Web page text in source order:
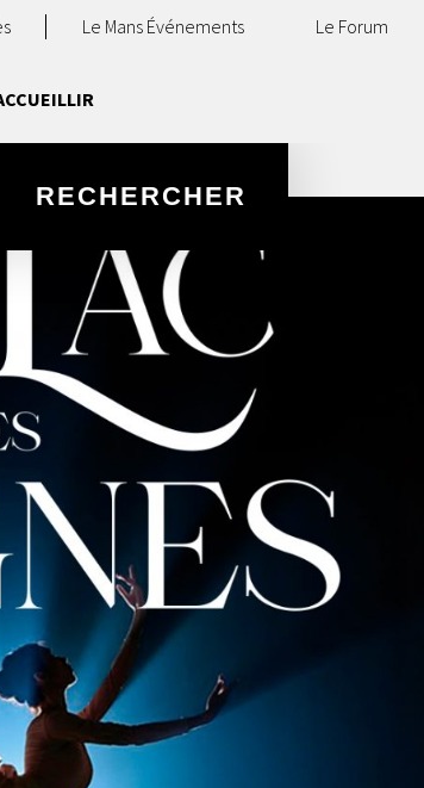
Le Mans Événements Le Forum
RECHERCHER